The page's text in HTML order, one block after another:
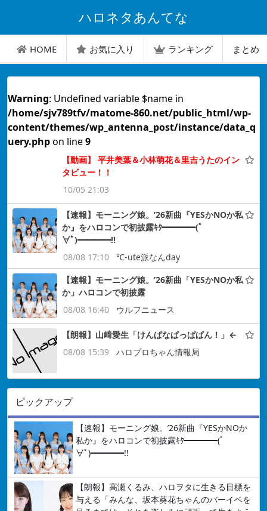
ハロネタあんてな
HOME お気に入り ランキング まとめ
Warning: Undefined variable $name in
/home/sjv789tfv/matome-860.net/public_html/wp-
content/themes/wp_antenna_post/instance/data_q
uery.phpon line9
【動画】 平井美葉＆小林萌花＆里吉うたのイン
タビュー！！
10/05 21:03
【速報】モーニング娘。’26新曲『YESかNOか私
か』をハロコンで初披露ｷﾀ━━━━(ﾟ
∀ﾟ)━━━━!!
08/08 17:10
℃-ute派なんday
【速報】モーニング娘。’26新曲「YESかNOか私
か」ハロコンで初披露
08/08 16:40
ウルフニュース
【朗報】山﨑愛生「けんぱなぱっぱぱん！」←
08/08 15:39
ハロプロちゃん情報局
ピックアップ
【速報】モーニング娘。’26新曲『YESかNOか
私か』をハロコンで初披露ｷﾀ━━━━(ﾟ
∀ﾟ)━━━━!!
【朗報】高瀬くるみ、ハロヲタに生きる目標を
与える「みんな、坂本葵花ちゃんのバーイベを